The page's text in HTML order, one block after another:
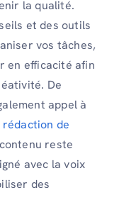
la qualité.
et des outils
vos tâches,
en efficacité afin
De
appel à
de
reste
avec la voix
des